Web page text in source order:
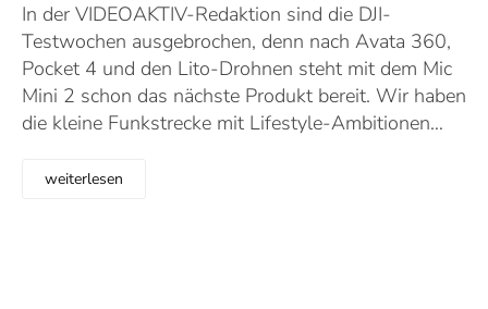
In der VIDEOAKTIV-Redaktion sind die DJI-
Testwochen ausgebrochen, denn nach Avata 360,
Pocket 4 und den Lito-Drohnen steht mit dem Mic
Mini 2 schon das nächste Produkt bereit. Wir haben
die kleine Funkstrecke mit Lifestyle-Ambitionen…
weiterlesen